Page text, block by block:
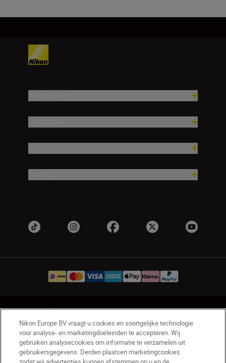
NL Nikon Sites
Contact opnemen
Privacyverklaring
Gebruiksvoorwaarden
Nikon Store - Algemene voorwaarden
Nikon Europe BV vraagt u cookies en soortgelijke technologie
voor analyse- en marketingdoeleinden te accepteren. Wij
gebruiken analysecookies om informatie te verzamelen uit
gebruikersgegevens. Derden plaatsen marketingcookies